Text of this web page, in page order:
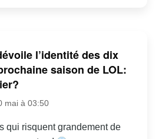
l’identité des dix
saison de LOL:
mai à 03:50
qui risquent grandement de